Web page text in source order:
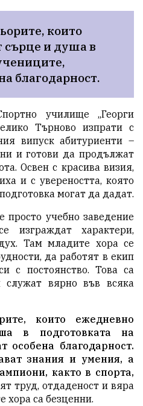
които
сърце и душа в
благодарност.
училище „Георги
Търново изпрати с
випуск абитуриенти –
и готови да продължат
Освен с красива визия,
и с увереността, която
могат да дадат.
учебно заведение
изграждат характери,
Там младите хора се
да работят в екип
с постоянство. Това са
вярно във всяка
които ежедневно
в подготовката на
особена благодарност.
знания и умения, а
както в спорта,
труд, отдаденост и вяра
хора са безценни.